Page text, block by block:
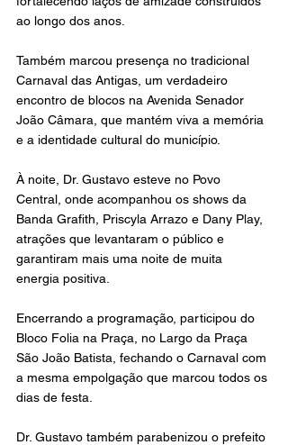
ao longo dos anos.
Também marcou presença no tradicional
Carnaval das Antigas, um verdadeiro
encontro de blocos na Avenida Senador
João Câmara, que mantém viva a memória
e a identidade cultural do município.
À noite, Dr. Gustavo esteve no Povo
Central, onde acompanhou os shows da
Banda Grafith, Priscyla Arrazo e Dany Play,
atrações que levantaram o público e
garantiram mais uma noite de muita
energia positiva.
Encerrando a programação, participou do
Bloco Folia na Praça, no Largo da Praça
São João Batista, fechando o Carnaval com
a mesma empolgação que marcou todos os
dias de festa.
Dr. Gustavo também parabenizou o prefeito